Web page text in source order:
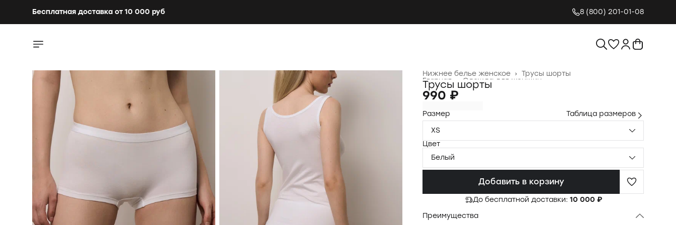
Бесплатная доставка от 10 000 руб 8 (800) 201-01-08
Трусы шорты
Нижнее белье женское ›
Одежда для женщин
Главная ›
Трусы шорты
990 ₽
Размер
Таблица размеров
XS
Цвет
Белый
Добавить в корзину
До бесплатной доставки: 10 000 ₽
Преимущества